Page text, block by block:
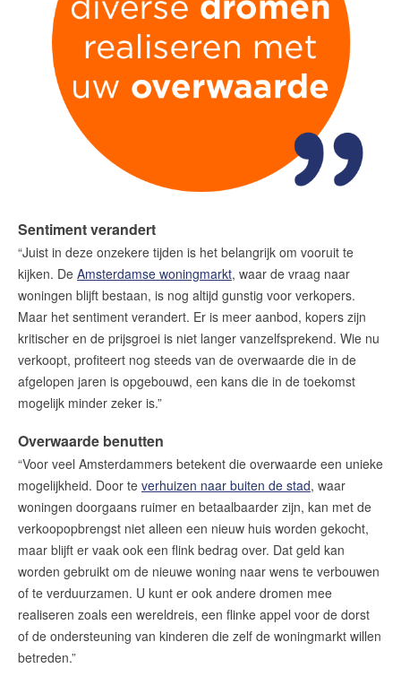
English?
Sentiment verandert
“Juist in deze onzekere tijden is het belangrijk om vooruit te
kijken. De Amsterdamse woningmarkt, waar de vraag naar
woningen blijft bestaan, is nog altijd gunstig voor verkopers.
Maar het sentiment verandert. Er is meer aanbod, kopers zijn
kritischer en de prijsgroei is niet langer vanzelfsprekend. Wie nu
verkoopt, profiteert nog steeds van de overwaarde die in de
afgelopen jaren is opgebouwd, een kans die in de toekomst
mogelijk minder zeker is.”
Overwaarde benutten
“Voor veel Amsterdammers betekent die overwaarde een unieke
mogelijkheid. Door te verhuizen naar buiten de stad, waar
woningen doorgaans ruimer en betaalbaarder zijn, kan met de
verkoopopbrengst niet alleen een nieuw huis worden gekocht,
maar blijft er vaak ook een flink bedrag over. Dat geld kan
worden gebruikt om de nieuwe woning naar wens te verbouwen
of te verduurzamen. U kunt er ook andere dromen mee
realiseren zoals een wereldreis, een flinke appel voor de dorst
of de ondersteuning van kinderen die zelf de woningmarkt willen
betreden.”